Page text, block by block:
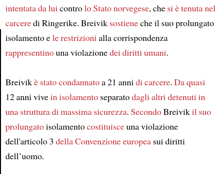
Article
intentata da lui controlo Stato norvegese, che si è tenuta nel
carceredi Ringerike. Breivik sostieneche il suo prolungato
isolamento ele restrizioni alla corrispondenza
rappresentinouna violazionedei diritti umani.
Breivikè stato condannatoa 21 anni di carcere. Da quasi
12 anni vivein isolamentoseparatodagli altri detenuti in
una struttura di massima sicurezza. SecondoBreivikil suo
prolungatoisolamentocostituisceuna violazione
dell'articolo 3 della Convenzione europeasui diritti
dell’uomo.